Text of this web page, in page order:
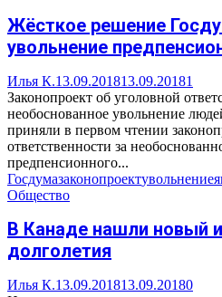
Жёсткое решение
увольнение
Илья К.13.09.201813.09.20181
Законопроект об уголовной
необоснованное увольнение
приняли в первом чтении
ответственности за
предпенсионного...
Госдумазаконопроектувольнение
Общество
В Канаде нашли новый
долголетия
Илья К.13.09.201813.09.20180